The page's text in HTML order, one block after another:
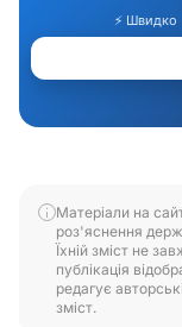
Матеріали на
роз'яснення
Їхній зміст не
публікація
редагує
зміст.